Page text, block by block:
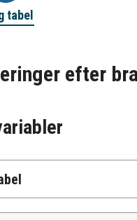
tabel
efter